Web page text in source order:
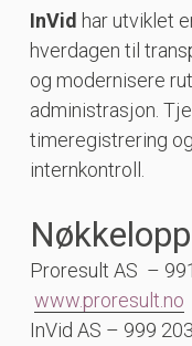
InVid har utviklet
hverdagen til
og modernisere
administrasjon.
timeregistrering
internkontroll.
Proresult AS –
www.proresult.no
InVid AS – 999